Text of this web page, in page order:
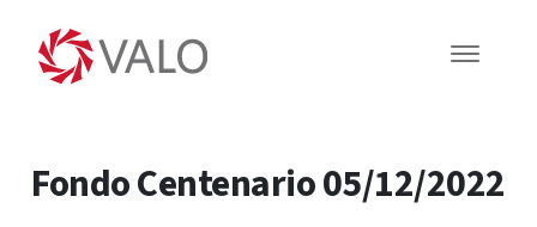
Fondo Centenario 05/12/2022